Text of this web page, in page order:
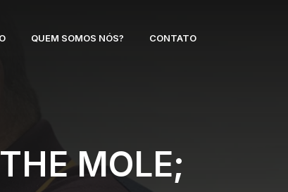
QUEM SOMOS NÓS? CONTATO
MOLE;